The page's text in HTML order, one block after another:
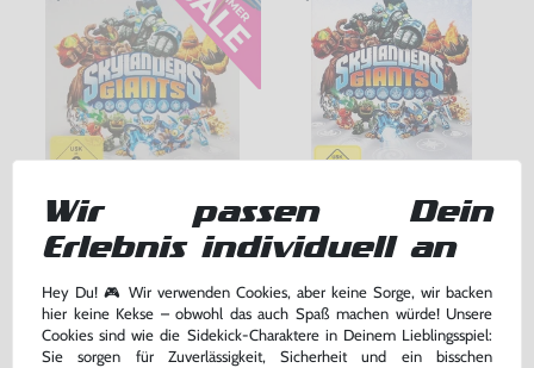
Skylanders: Giants
nur Software, DE Version, mit OVP, gebraucht
nur26,99 €
Warenkorb
Skylanders: Giants
jetzt nur9,99 €
Warenkorb
Wir passen Dein
Erlebnis individuell an
Hey Du! 🎮 Wir verwenden Cookies, aber keine Sorge, wir backen
hier keine Kekse – obwohl das auch Spaß machen würde! Unsere
Cookies sind wie die Sidekick-Charaktere in Deinem Lieblingsspiel:
Sie sorgen für Zuverlässigkeit, Sicherheit und ein bisschen